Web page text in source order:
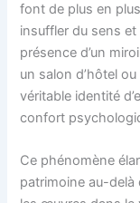
font de plus en
insuffler du sens et
présence d’un
un salon d’hôtel
véritable identité
confort
Ce phénomène
patrimoine au-delà